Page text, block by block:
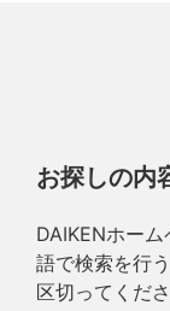
お探しの内
DAIKENホー
語で検索を行
区切ってくださ